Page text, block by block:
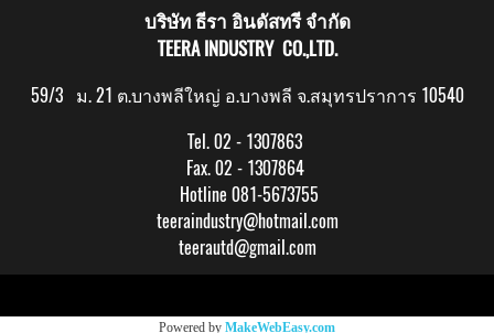
บริษัท ธีรา อินดัสทรี จำกัด
TEERA INDUSTRY CO.,LTD.
59/3 ม. 21 ต.บางพลีใหญ่ อ.บางพลี จ.สมุทรปราการ 10540
Tel. 02 - 1307863
Fax. 02 - 1307864
Hotline 081-5673755
teeraindustry@hotmail.com
teerautd@gmail.com
Powered by MakeWebEasy.com